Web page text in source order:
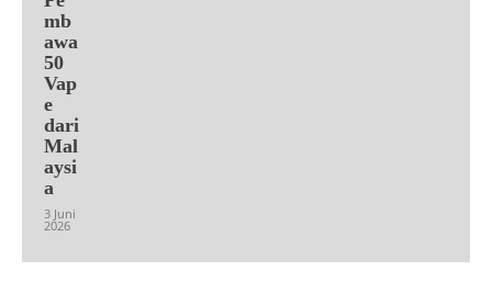
mb
awa
50
Vap
e
dari
Mal
aysi
a
3 Juni
2026